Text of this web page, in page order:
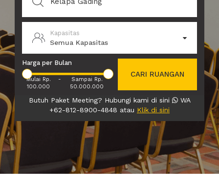
Kapasitas
Semua Kapasitas
Harga per Bulan
Mulai Rp.
100.000
-
Sampai Rp.
50.000.000
CARI RUANGAN
Butuh Paket Meeting? Hubungi kami di sini
WA
+62-812-8900-4848 atau Klik di sini